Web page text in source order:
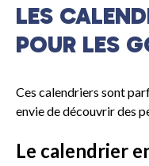
LES
POUR LES
Ces calendriers sont
envie de découvrir des
Le calendrier